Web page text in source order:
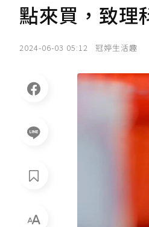
點來買，致理
2024-06-03 05:12 冠婷生活趣